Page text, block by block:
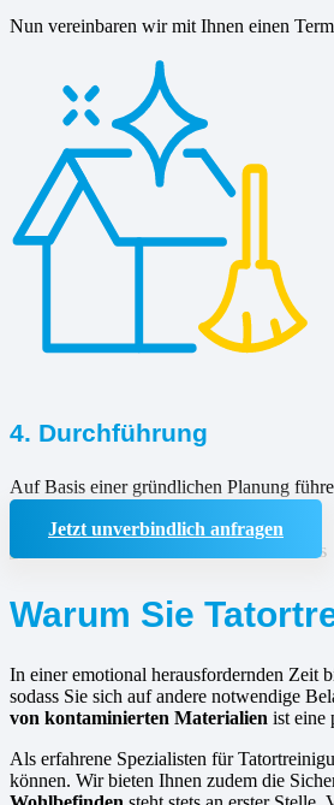
Nun vereinbaren wir mit Ihnen einen
4. Durchführung
Auf Basis einer gründlichen Planung
Jetzt unverbindlich anfragen
Warum Sie
In einer emotional herausfordernden Zeit
sodass Sie sich auf andere notwendige
von kontaminierten Materialien ist eine
Als erfahrene Spezialisten für
können. Wir bieten Ihnen zudem die